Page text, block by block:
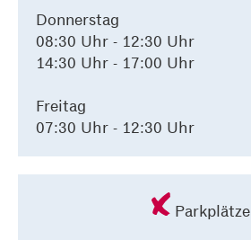
Donnerstag
08:30 Uhr - 12:30 Uhr
14:30 Uhr - 17:00 Uhr
Freitag
07:30 Uhr - 12:30 Uhr
Parkplätze